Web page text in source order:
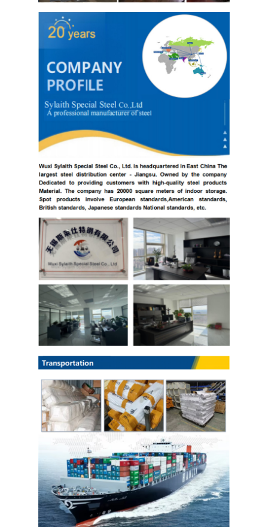
304 أنبوب من الفولاذ المقاوم للصدأ
316L ورق الفولاذ المقاوم للصدأ
316L الفولاذ المقاوم للصدأ الأنابيب
صفيحة الفولاذ المقاوم للصدأ الملمع
أنبوب الفولاذ المقاوم للصدأ الزخرفية
شريط الفولاذ المقاوم للصدأ
مادة الألمنيوم
مادة النحاس
لفائف الصلب المجلفن Ppgi